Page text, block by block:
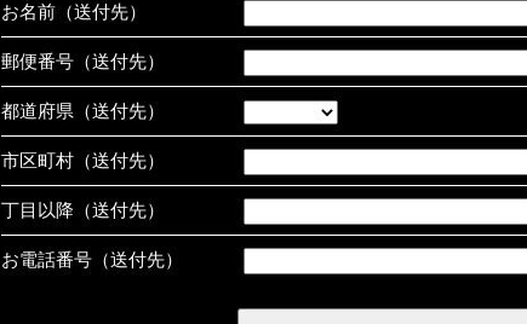
お名前（送付先）
郵便番号（送付先）
都道府県（送付先）
市区町村（送付先）
丁目以降（送付先）
お電話番号（送付先）